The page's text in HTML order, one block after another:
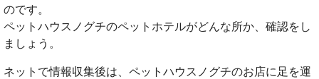
のです。
ペットハウスノグチのペットホテルがどんな所か、確認をし
ましょう。
ネットで情報収集後は、ペットハウスノグチのお店に足を運